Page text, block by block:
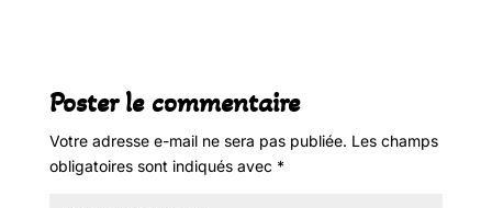
Poster le commentaire
Votre adresse e-mail ne sera pas publiée. Les champs
obligatoires sont indiqués avec *